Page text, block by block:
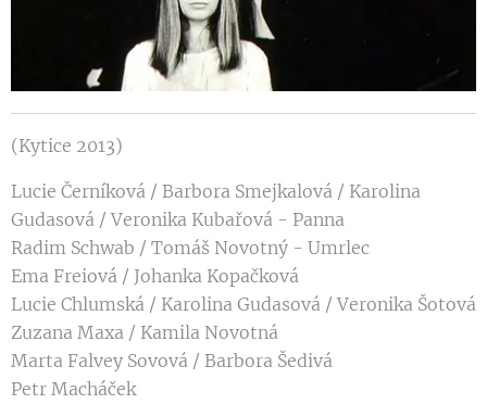
(Kytice 2013)
Lucie Černíková / Barbora Smejkalová / Karolina
Gudasová / Veronika Kubařová - Panna
Radim Schwab / Tomáš Novotný - Umrlec
Ema Freiová / Johanka Kopačková
Lucie Chlumská / Karolina Gudasová / Veronika Šotová
Zuzana Maxa / Kamila Novotná
Marta Falvey Sovová / Barbora Šedivá
Petr Macháček